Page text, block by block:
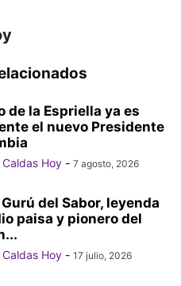
de la Espriella ya es
el nuevo Presidente
Hoy - 7 agosto, 2026
del Sabor, leyenda
paisa y pionero del
Hoy - 17 julio, 2026